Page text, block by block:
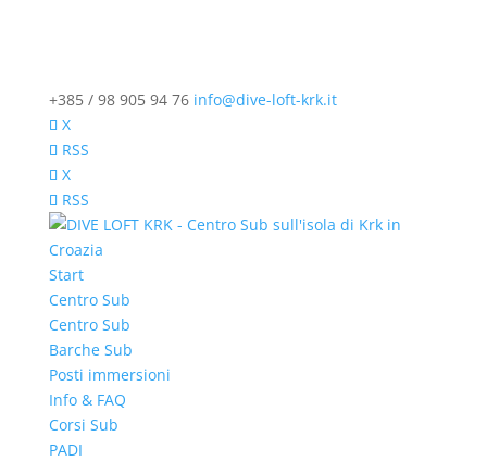
+385 / 98 905 94 76 info@dive-loft-krk.it
X
RSS
X
RSS
Start
Centro Sub
Centro Sub
Barche Sub
Posti immersioni
Info & FAQ
Corsi Sub
PADI